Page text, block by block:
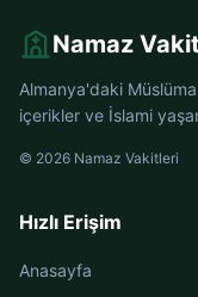
Namaz
Almanya'daki
içerikler ve İslami
© 2026 Namaz Vakitleri
Hızlı Erişim
Anasayfa